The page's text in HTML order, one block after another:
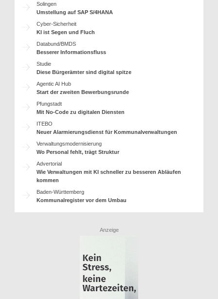
Solingen
Umstellung auf SAP S/4HANA
Cyber-Sicherheit
KI ist Segen und Fluch
Databund/BMDS
Besserer Informationsfluss
Studie
Diese Bürgerämter sind digital spitze
Agentic AI Hub
Start der zweiten Bewerbungsrunde
Pfungstadt
Mit No-Code zu digitalen Diensten
ITEBO
Neuer Alarmierungsdienst für Kommunalverwaltungen
Verwaltungsmodernisierung
Wo Personal fehlt, trägt Struktur
Advertorial
Wie Verwaltungen mit KI schneller zu besseren Abläufen
kommen
Baden-Württemberg
Kommunalregister vor dem Umbau
Anzeige